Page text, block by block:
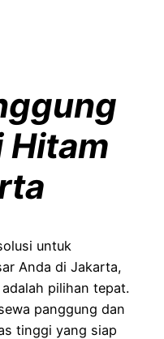
Hitam
untuk
Anda di Jakarta,
pilihan tepat.
panggung dan
tinggi yang siap